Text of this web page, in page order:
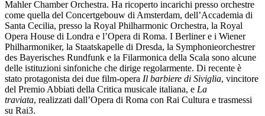
Mahler Chamber Orchestra. Ha ricoperto incarichi presso orchestre
come quella del Concertgebouw di Amsterdam, dell’Accademia di
Santa Cecilia, presso la Royal Philharmonic Orchestra, la Royal
Opera House di Londra e l’Opera di Roma. I Berliner e i Wiener
Philharmoniker, la Staatskapelle di Dresda, la Symphonieorchestrer
des Bayerisches Rundfunk e la Filarmonica della Scala sono alcune
delle istituzioni sinfoniche che dirige regolarmente. Di recente è
stato protagonista dei due film-opera Il barbiere di Siviglia, vincitore
del Premio Abbiati della Critica musicale italiana, e La
traviata, realizzati dall’Opera di Roma con Rai Cultura e trasmessi
su Rai3.